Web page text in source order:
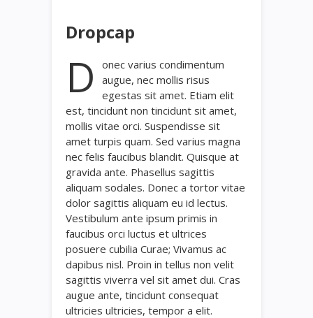
Dropcap
D
onec varius condimentum
augue, nec mollis risus
egestas sit amet. Etiam elit
est, tincidunt non tincidunt sit amet,
mollis vitae orci. Suspendisse sit
amet turpis quam. Sed varius magna
nec felis faucibus blandit. Quisque at
gravida ante. Phasellus sagittis
aliquam sodales. Donec a tortor vitae
dolor sagittis aliquam eu id lectus.
Vestibulum ante ipsum primis in
faucibus orci luctus et ultrices
posuere cubilia Curae; Vivamus ac
dapibus nisl. Proin in tellus non velit
sagittis viverra vel sit amet dui. Cras
augue ante, tincidunt consequat
ultricies ultricies, tempor a elit.